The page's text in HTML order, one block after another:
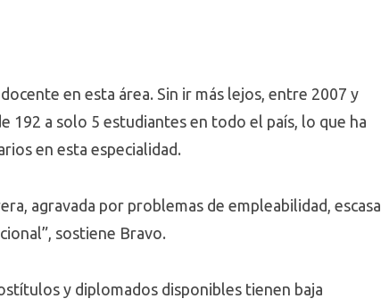
en esta área. Sin ir más lejos, entre 2007 y
192 a solo 5 estudiantes en todo el país, lo que ha
en esta especialidad.
agravada por problemas de empleabilidad, escasa
sostiene Bravo.
y diplomados disponibles tienen baja